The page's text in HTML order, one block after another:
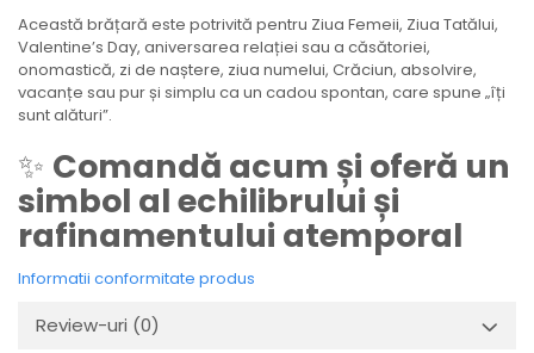
Această brățară este potrivită pentru Ziua Femeii, Ziua Tatălui,
Valentine’s Day, aniversarea relației sau a căsătoriei,
onomastică, zi de naștere, ziua numelui, Crăciun, absolvire,
vacanțe sau pur și simplu ca un cadou spontan, care spune „îți
sunt alături”.
✨ Comandă acum și oferă un
simbol al echilibrului și
rafinamentului atemporal
Informatii conformitate produs
Review-uri (0)